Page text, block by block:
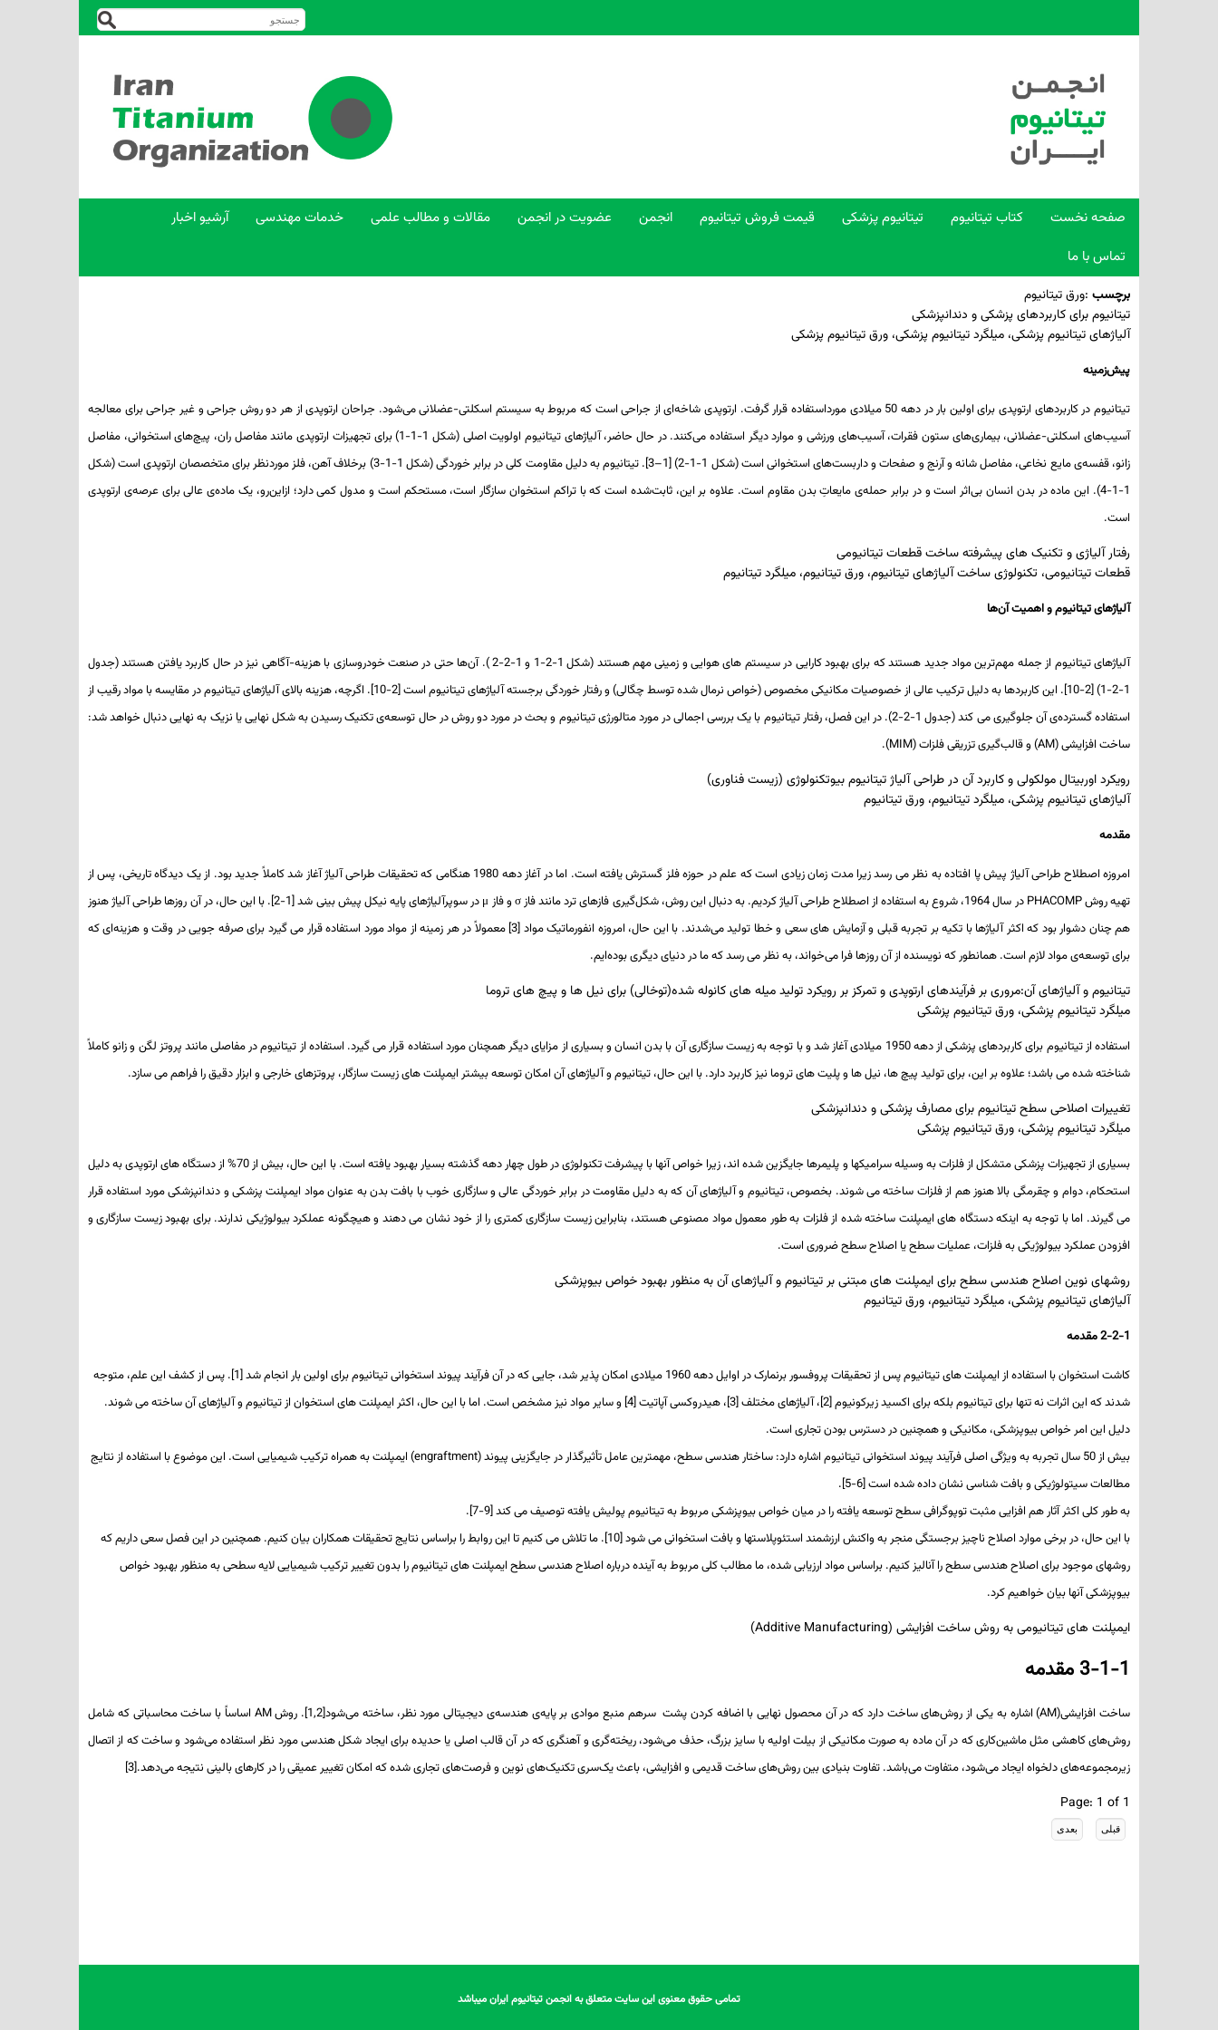
صفحه نخست کتاب تیتانیوم تیتانیوم پزشکی قیمت فروش تیتانیوم انجمن عضویت در انجمن مقالات و مطالب علمی خدمات مهندسی
آرشیو اخبار
تماس با ما
برچسب :ورق تیتانیوم
تیتانیوم برای کاربردهای پزشکی و دندانپزشکی
آلیاژهای تیتانیوم پزشکی، میلگرد تیتانیوم پزشکی، ورق تیتانیوم پزشکی
پیش‌زمینه
تیتانیوم در کاربردهای ارتوپدی برای اولین بار در دهه 50 میلادی مورداستفاده قرار گرفت. ارتوپدی شاخه‌ای از جراحی است که مربوط به سیستم اسکلتی-عضلانی می‌شود. جراحان ارتوپدی از هر دو روش جراحی و غیر جراحی برای معالجه
آسیب‌های اسکلتی-عضلانی، بیماری‌های ستون فقرات، آسیب‌های ورزشی و موارد دیگر استفاده می‌کنند. در حال حاضر، آلیاژهای تیتانیوم اولویت اصلی (شکل 1-1-1) برای تجهیزات ارتوپدی مانند مفاصل ران، پیچ‌های استخوانی، مفاصل
زانو، قفسه‌ی مایع نخاعی، مفاصل شانه و آرنج و صفحات و داربست‌های استخوانی است (شکل 1-1-2) [1–3]. تیتانیوم به دلیل مقاومت کلی در برابر خوردگی (شکل 1-1-3) برخلاف آهن، فلز موردنظر برای متخصصان ارتوپدی است (شکل
1-1-4). این ماده در بدن انسان بی‌اثر است و در برابر حمله‌ی مایعاتِ بدن مقاوم است. علاوه بر این، ثابت‌شده است که با تراکم استخوان سازگار است، مستحکم است و مدول کمی دارد؛ ازاین‌رو، یک ماده‌ی عالی برای عرصه‌ی ارتوپدی
است.
رفتار آلیاژی و تکنیک های پیشرفته ساخت قطعات تیتانیومی
قطعات تیتانیومی، تکنولوژی ساخت آلیاژهای تیتانیوم، ورق تیتانیوم، میلگرد تیتانیوم
آلیاژهای تیتانیوم و اهمیت آن‌ها
آلیاژهای تیتانیوم از جمله مهم‌ترین مواد جدید هستند که برای بهبود کارایی در سیستم های هوایی و زمینی مهم هستند (شکل 1-2-1 و 1-2-2 ). آن‌ها حتی در صنعت خودروسازی با هزینه-آگاهی نیز در حال کاربرد یافتن هستند (جدول
1-2-1) [2-10]. این کاربردها به دلیل ترکیب عالی از خصوصیات مکانیکی مخصوص (خواص نرمال شده توسط چگالی) و رفتار خوردگی برجسته آلیاژهای تیتانیوم است [2-10]. اگرچه، هزینه بالای آلیاژهای تیتانیوم در مقایسه با مواد رقیب از
استفاده گسترده‌ی آن جلوگیری می کند (جدول 1-2-2). در این فصل، رفتار تیتانیوم با یک بررسی اجمالی در مورد متالورژی تیتانیوم و بحث در مورد دو روش در حال توسعه‌ی تکنیک رسیدن به شکل نهایی یا نزیک به نهایی دنبال خواهد شد:
ساخت افزایشی (AM) و قالب‌گیری تزریقی فلزات (MIM
).
رویکرد اوربیتال مولکولی و کاربرد آن در طراحی آلیاژ تیتانیوم بیوتکنولوژی (زیست فناوری)
آلیاژهای تیتانیوم پزشکی، میلگرد تیتانیوم، ورق تیتانیوم
مقدمه
امروزه اصطلاح طراحی آلیاژ پیش پا افتاده به نظر می رسد زیرا مدت زمان زیادی است که علم در حوزه فلز گسترش یافته است. اما در آغاز دهه 1980 هنگامی که تحقیقات طراحی آلیاژ آغاز شد کاملاً جدید بود. از یک دیدگاه تاریخی، پس از
تهیه روشPHACOMP در سال 1964، شروع به استفاده از اصطلاح طراحی آلیاژ کردیم. به دنبال این روش، شکل‌گیری فازهای ترد مانند فاز σ و فاز μ
در سوپرآلیاژهای پایه نیکل پیش بینی شد [1-2]. با این حال، در آن روزها طراحی آلیاژ هنوز
هم چنان دشوار بود که اکثر آلیاژها با تکیه بر تجربه قبلی و آزمایش های سعی و خطا تولید می‌شدند. با این حال، امروزه انفورماتیک مواد [3] معمولاً در هر زمینه از مواد مورد استفاده قرار می گیرد برای صرفه جویی در وقت و هزینه‌ای که
برای توسعه‌ی مواد لازم است. همانطور که نویسنده از آن روزها فرا می‌خواند، به نظر می رسد که ما در دنیای دیگری بوده‌ایم.
تیتانیوم و آلیاژهای آن:مروری بر فرآیندهای ارتوپدی و تمرکز بر رویکرد تولید میله های کانوله شده(توخالی) برای نیل ها و پیچ های تروما
میلگرد تیتانیوم پزشکی، ورق تیتانیوم پزشکی
استفاده از تیتانیوم برای کاربردهای پزشکی از دهه 1950 میلادی آغاز شد و با توجه به زیست سازگاری آن با بدن انسان و بسیاری از مزایای دیگر همچنان مورد استفاده قرار می­ گیرد. استفاده از تیتانیوم در مفاصلی مانند پروتز لگن و زانو کاملاً
شناخته شده می ­باشد؛ علاوه بر این، برای تولید پیچ­ ها­، نیل ­ها و پلیت­ های تروما نیز کاربرد دارد. با این حال، تیتانیوم و آلیاژهای آن امکان توسعه بیشتر ایمپلنت­ های زیست سازگار، پروتز­های خارجی و ابزار دقیق را فراهم می­ سازد.
تغییرات اصلاحی سطح تیتانیوم برای مصارف پزشکی و دندانپزشکی
میلگرد تیتانیوم پزشکی، ورق تیتانیوم پزشکی
بسیاری از تجهیزات پزشکی متشکل از فلزات به وسیله سرامیک­ها و پلیمرها جایگزین شده ­اند، زیرا خواص آن­ها با پیشرفت تکنولوژی در طول چهار دهه گذشته بسیار بهبود یافته است. با این حال، بیش از 70% از دستگاه­ های ارتوپدی به دلیل
استحکام، دوام و چقرمگی بالا هنوز هم از فلزات ساخته می­ شوند. بخصوص، تیتانیوم و آلیاژهای آن که به دلیل مقاومت در برابر خوردگی عالی و سازگاری خوب با بافت بدن به عنوان مواد ایمپلنت پزشکی و دندانپزشکی مورد استفاده قرار
می­­ گیرند. اما با توجه به اینکه دستگاه ­های ایمپلنت ساخته شده از فلزات به طور معمول مواد مصنوعی هستند، بنابراین زیست سازگاری کمتری را از خود نشان می­ دهند و هیچ­گونه عملکرد بیولوژیکی ندارند. برای بهبود زیست­ سازگاری و
افزودن عملکرد بیولوژیکی به فلزات، عملیات سطح یا اصلاح سطح ضروری است.
روشهای نوین اصلاح هندسی سطح برای ایمپلنت های مبتنی بر تیتانیوم و آلیاژهای آن به منظور بهبود خواص بیوپزشکی
آلیاژهای تیتانیوم پزشکی، میلگرد تیتانیوم، ورق تیتانیوم
2-2-1 مقدمه
کاشت استخوان با استفاده از ایمپلنت ­های تیتانیوم پس از تحقیقات پروفسور برنمارک در اوایل دهه 1960 میلادی امکان­ پذیر شد، جایی که در آن فرآیند پیوند استخوانی تیتانیوم برای اولین بار انجام شد [1] . پس از کشف این علم، متوجه
شدند که این اثرات نه تنها برای تیتانیوم بلکه برای اکسید زیرکونیوم[2] ، آلیاژهای مختلف[3] ، هیدروکسی آپاتیت[4]
و سایر مواد نیز مشخص است. اما با این حال، اکثر ایمپلنت­ های استخوان از تیتانیوم و آلیاژهای آن ساخته می­ شوند.
دلیل این امر خواص بیوپزشکی، مکانیکی و همچنین در دسترس بودن تجاری است.
بیش از 50 سال تجربه به ویژگی اصلی فرآیند پیوند استخوانی تیتانیوم اشاره دارد: ساختار هندسی سطح، مهمترین عامل تأثیرگذار در جایگزینی پیوند (
engraftment) ایمپلنت به همراه ترکیب شیمیایی است. این موضوع با استفاده از نتایج
مطالعات سیتولوژیکی و بافت­ شناسی نشان داده شده است[
5-6
].
به طور کلی اکثر آثار هم­ افزایی مثبت توپوگرافی سطح توسعه یافته را در میان خواص بیوپزشکی مربوط به تیتانیوم پولیش یافته توصیف می­ کند [7-9
].
با این حال، در برخی موارد اصلاح ناچیز برجستگی منجر به واکنش ارزشمند استئوپلاست­ها و بافت استخوانی می­ شود]
10
[. ما تلاش می­ کنیم تا این روابط را براساس نتایج تحقیقات همکاران بیان کنیم. همچنین در این فصل سعی داریم که
روش­های موجود برای اصلاح هندسی سطح را آنالیز کنیم. براساس مواد ارزیابی شده، ما مطالب کلی مربوط به آینده درباره اصلاح هندسی سطح ایمپلنت­ های تیتانیوم را بدون تغییر ترکیب شیمیایی لایه سطحی به منظور بهبود خواص
بیوپزشکی آن­ها بیان خواهیم کرد.
ایمپلنت های تیتانیومی به روش ساخت افزایشی (Additive Manufacturing)
3-1-1 مقدمه
ساخت افزایشی(AM) اشاره به یکی از روش‌های ساخت دارد که در آن محصول نهایی با اضافه کردن پشتسرهم منبع موادی بر پایه‌ی هندسه‌ی دیجیتالی مورد نظر، ساخته می‌شود[1,2]. روش AM اسا
ساً با ساخت محاسباتی که شامل
روش‌های کاهشی مثل ماشین‌کاری که در آن ماده به‌ صورت مکانیکی از بیلت اولیه با سایز بزرگ، حذف می‌شود، ریخته‌گری و آهنگری که در آن قالب اصلی یا حدیده برای ایجاد شکل هندسی مورد نظر استفاده می‌شود و ساخت که از اتصال
زیرمجموعه‌های دلخواه ایجاد می‌شود، متفاوت می‌باشد. تفاوت بنیادی بین روش‌های ساخت قدیمی و افزایشی، باعث یک‌سریتکنیک‌های نوین و فرصت‌های تجاری شده که امکان تغییر عمیقی را در کارهای بالینی نتیجه می‌دهد.[3]
Page: 1 of 1
تمامی حقوق معنوی این سایت متعلق به انجمن تیتانیوم ایران میباشد